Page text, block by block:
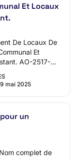
Et Locaux
De Locaux De
Et
AO-2517-
bâtiment Proc…
9 mai 2025
un
complet de